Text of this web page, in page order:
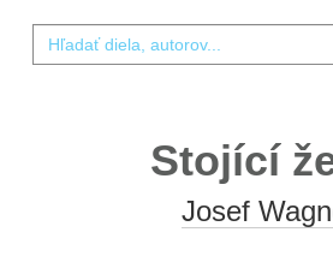
Stojící
Josef